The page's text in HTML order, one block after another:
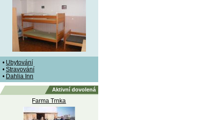
• Ubytování
• Stravování
• Dahlia Inn
Aktivní dovolená
Farma Trnka